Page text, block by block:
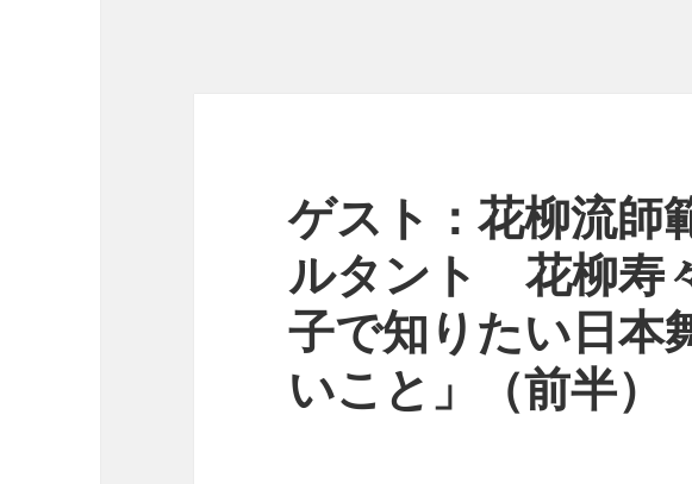
ゲスト：花柳流師
ルタント 花柳寿
子で知りたい日本
いこと」（前半）